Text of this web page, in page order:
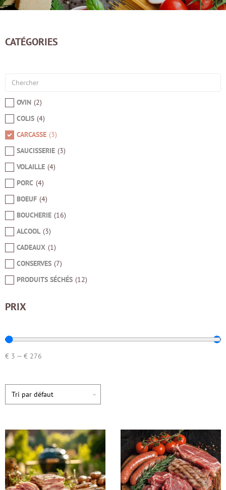
CATÉGORIES
OVIN (2)
COLIS (4)
CARCASSE (3)
SAUCISSERIE (3)
VOLAILLE (4)
PORC (4)
BOEUF (4)
BOUCHERIE (16)
ALCOOL (3)
CADEAUX (1)
CONSERVES (7)
PRODUITS SÉCHÉS (12)
PRIX
€ 3 — € 276